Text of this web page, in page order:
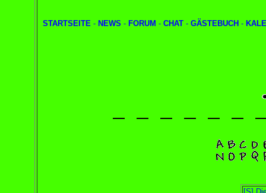
STARTSEITE - NEWS - FORUM - CHAT - GÄSTEBUCH -